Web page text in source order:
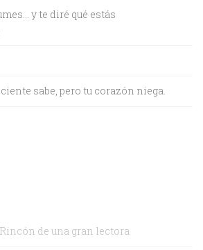
y te diré qué estás
sabe, pero tu corazón niega.
Rincón de una gran lectora